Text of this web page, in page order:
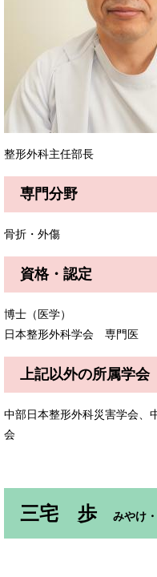
整形外科主任部長
専門分野
骨折・外傷
資格・認定
博士（医学）
日本整形外科学会 専門医
上記以外の所属学会
中部日本整形外科災害学会、
会
三宅 歩 みやけ